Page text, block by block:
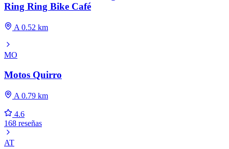
Ring Ring Bike Café
A 0.52 km
MO
Motos Quirro
A 0.79 km
4.6
168 reseñas
AT